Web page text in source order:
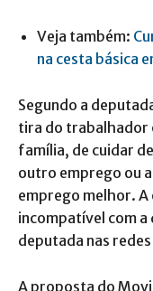
Veja também:
na cesta básica
Segundo a
tira do trabalhador
família, de cuidar
outro emprego ou
emprego melhor. A
incompatível com
deputada nas
A proposta do